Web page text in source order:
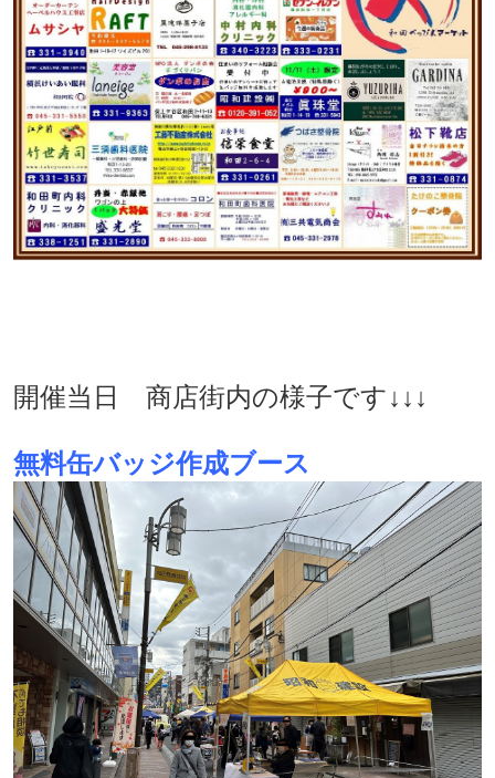
開催当日 商店街内の様子です↓↓↓
無料缶バッジ作成ブース